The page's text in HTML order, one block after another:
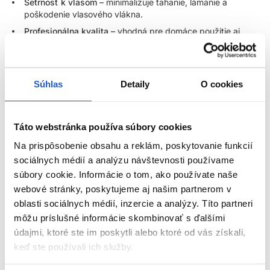
Súhlas Detaily O cookies
Táto webstránka používa súbory cookies
Na prispôsobenie obsahu a reklám, poskytovanie funkcií
sociálnych médií a analýzu návštevnosti používame
súbory cookie. Informácie o tom, ako používate naše
webové stránky, poskytujeme aj našim partnerom v
oblasti sociálnych médií, inzercie a analýzy. Títo partneri
môžu príslušné informácie skombinovať s ďalšími
údajmi, ktoré ste im poskytli alebo ktoré od vás získali,
keď ste používali ich služby.
Šetrnosť k vlasom – minimalizuje ťahanie, lámanie a
poškodenie vlasového vlákna.
Profesionálna kvalita – vhodná pre domáce použitie aj
Kefa na vlasy, ktorá sa stane vašou každodennou
My-She Detangela ShinePink kefa na vlasy je navrhnutá tak, aby
maximálne pohodlie pri každodennom používaní
ergonomickému tvaru sa s ňou manipuluje ľahko a prirodzene –
nešmýka sa a umožňujedlhšie česanie bez pocitu únavy v
ruke.
Rozčesávanie vlasov bez bolesti pri ťahaní a bez lámania
vlasov
Najväčšou prednosťou tejto kefy je schopnosť jemne a šetrne
rozčesať vlasy, a to aj v prípade, že sú mokré, husté, kučeravé
alebo predĺžené. Vďaka špeciálne navrhnutým štetinám dokáže
ZOBRAZIŤ VIAC
Parametre